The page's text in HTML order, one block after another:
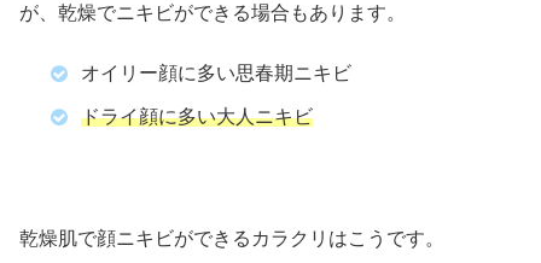
が、乾燥でニキビができる場合もあります。
オイリー顔に多い思春期ニキビ
ドライ顔に多い大人ニキビ
乾燥肌で顔ニキビができるカラクリはこうです。